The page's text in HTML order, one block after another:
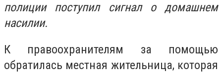
полиции поступил сигнал о домашнем
насилии.
К правоохранителям за помощью
обратилась местная жительница, которая